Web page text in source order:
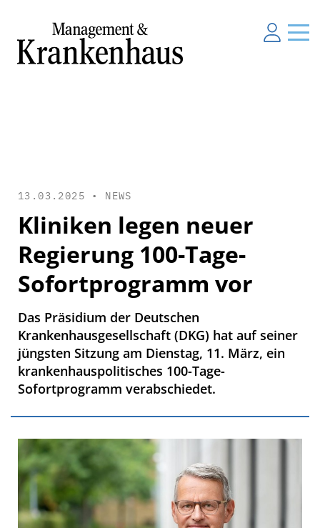
13.03.2025 • NEWS
Kliniken legen neuer
Regierung 100-Tage-
Sofortprogramm vor
Das Präsidium der Deutschen
Krankenhausgesellschaft (DKG) hat auf seiner
jüngsten Sitzung am Dienstag, 11. März, ein
krankenhauspolitisches 100-Tage-
Sofortprogramm verabschiedet.